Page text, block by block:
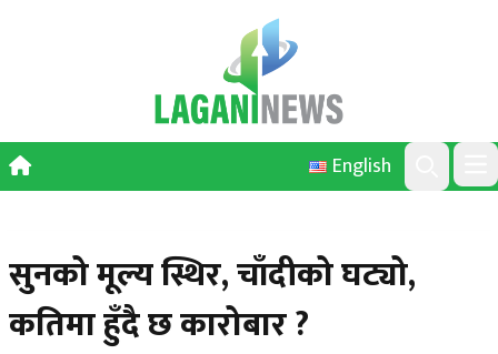
English
Search
सुनको मूल्य स्थिर, चाँदीको घट्यो,
कतिमा हुँदै छ कारोबार ?